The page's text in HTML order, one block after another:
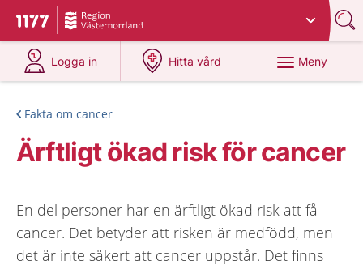
Till startsidan för 1177
Du har valt region
Logga in
på 1177.se
Hitta vård
på 1177.se
Meny
Fakta om cancer
Ärftligt ökad risk för cancer
En del personer har en ärftligt ökad risk att få
cancer. Det betyder att risken är medfödd, men
det är inte säkert att cancer uppstår. Det finns